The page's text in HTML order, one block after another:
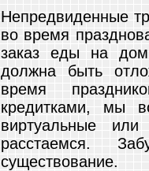
Непредвиденные
во время
заказ еды на
должна быть
время
кредитками, мы
виртуальные
расстаемся.
существование.